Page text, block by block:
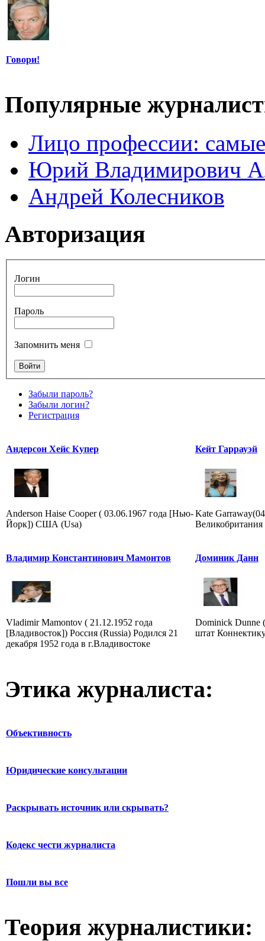
Говори!
Популярные
Лицо профессии:
Юрий Владимирович
Андрей Колесников
Авторизация
Логин
Пароль
Запомнить меня
Забыли пароль?
Забыли логин?
Регистрация
Андерсон Хейс Купер
Anderson Haise Cooper ( 03.06.1967 года [Нью-
Йорк]) США (Usa)
Кейт Гаррауэй
Kate
Владимир Константинович Мамонтов
Vladimir Mamontov ( 21.12.1952 года
[Владивосток]) Россия (Russia) Родился 21
декабря 1952 года в г.Владивостоке
Доминик Данн
Dominick Dunne
штат
Этика журналиста:
Объективность
Юридические консультации
Раскрывать источник или скрывать?
Кодекс чести журналиста
Пошли вы все
Теория журналистики: